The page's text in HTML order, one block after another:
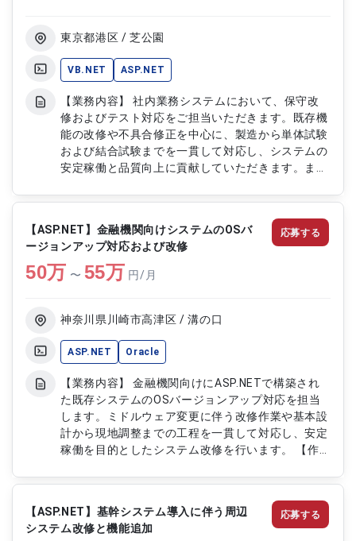
東京都港区 / 芝公園
VB.NET ASP.NET
【業務内容】 社内業務システムにおいて、保守改
修およびテスト対応をご担当いただきます。既存機
能の改修や不具合修正を中心に、製造から単体試験
および結合試験までを一貫して対応し、システムの
安定稼働と品質向上に貢献していただきます。また
用を意識した開発に取り組んでいただきます。
【作業内容】 ・既存機能の改修およびプログラム
実装 ・不具合調査および修正対応 ・単体テストの
設計および実施 ・結合テストの実施および検証 ・
データベース処理の開発および改修 ・ミドルウェ
ア連携に関する設定および対応
【ASP.NET】金融機関向けシステムのOSバ
ージョンアップ対応および改修
50万 〜 55万 円/月
神奈川県川崎市高津区 / 溝の口
ASP.NET Oracle
【業務内容】 金融機関向けにASP.NETで構築され
た既存システムのOSバージョンアップ対応を担当
します。ミドルウェア変更に伴う改修作業や基本設
計から現地調整までの工程を一貫して対応し、安定
稼働を目的としたシステム改修を行います。 【作
伴う改修対応 ・ミドルウェア変更に伴うプログラ
ム修正作業 ・基本設計から現地調整までの対応業
務 ・影響調査および修正箇所の特定 ・テストおよ
び動作確認対応
応募する
【ASP.NET】基幹システム導入に伴う周辺
システム改修と機能追加
応募する